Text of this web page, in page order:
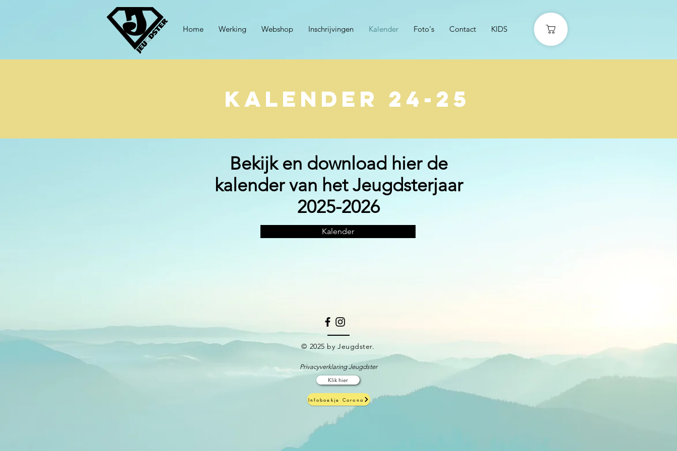
Home Werking Webshop Inschrijvingen Kalender Foto's Contact KIDS
Kalender 24-25
Bekijk en download hier de
kalender van het Jeugdsterjaar
2025-2026
Kalender
© 2025 by Jeugdster.
Privacyverklaring Jeugdster
Klik hier
Infoboekje Corona